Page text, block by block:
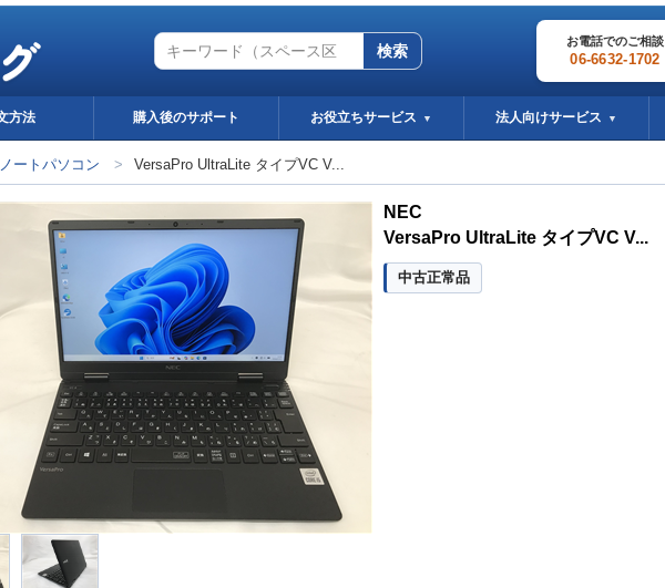
検索
お電話でのご相談
06-6632-1702
方法 購入後のサポート お役立ちサービス ▼ 法人向けサービス ▼
ノートパソコン > VersaPro UltraLite タイプVC V...
NEC
VersaPro UltraLite タイプVC V...
中古正常品